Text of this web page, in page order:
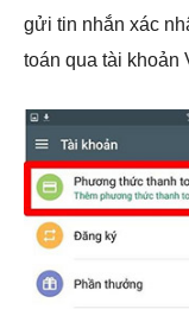
gửi tin nhắn xác
toán qua tài khoản